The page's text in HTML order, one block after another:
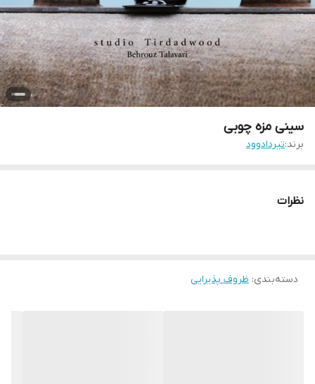
سینی مزه چوبی
برند:تیردادوود
نظرات
دسته‌بندی: ظروف پذیرایی